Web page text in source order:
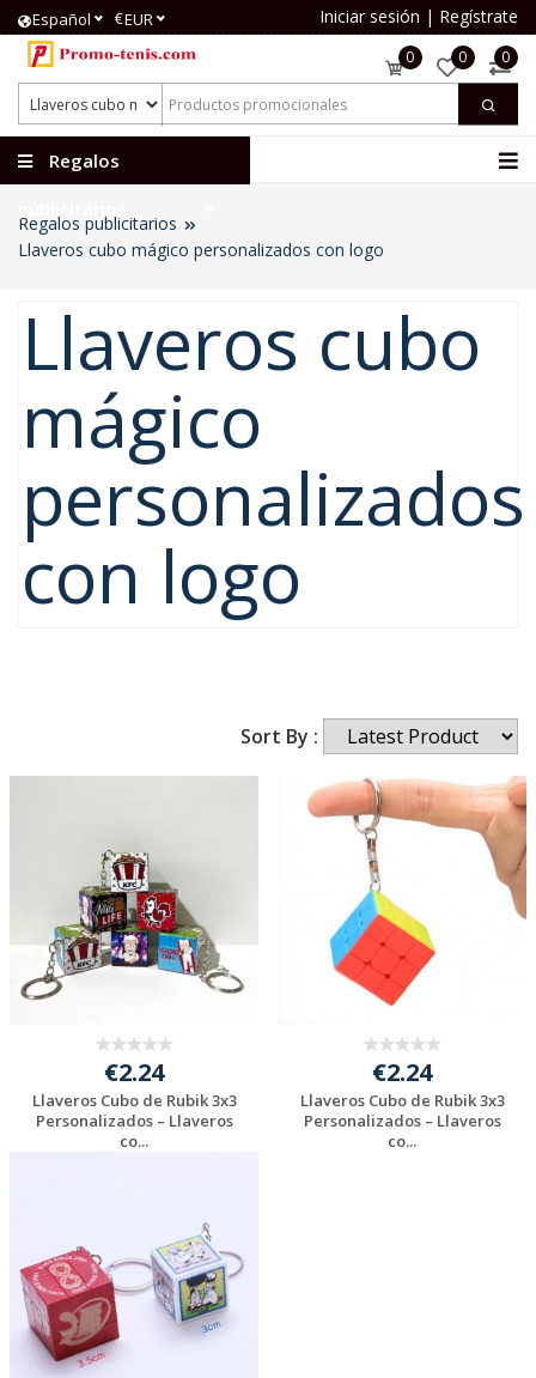
Español €EUR Iniciar sesión | Regístrate
0 0 0
Regalos
Regalos publicitarios
Llaveros cubo mágico personalizados con logo
Llaveros cubo
mágico
personalizados
con logo
Sort By :
€2.24
Llaveros Cubo de Rubik 3x3
Personalizados – Llaveros
co...
€2.24
Llaveros Cubo de Rubik 3x3
Personalizados – Llaveros
co...